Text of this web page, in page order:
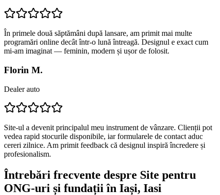
În primele două săptămâni după lansare, am primit mai multe
programări online decât într-o lună întreagă. Designul e exact cum
mi-am imaginat — feminin, modern și ușor de folosit.
Florin M.
Dealer auto
Site-ul a devenit principalul meu instrument de vânzare. Clienții pot
vedea rapid stocurile disponibile, iar formularele de contact aduc
cereri zilnice. Am primit feedback că designul inspiră încredere și
profesionalism.
Întrebări frecvente despre Site pentru
ONG-uri și fundații în Iași, Iasi